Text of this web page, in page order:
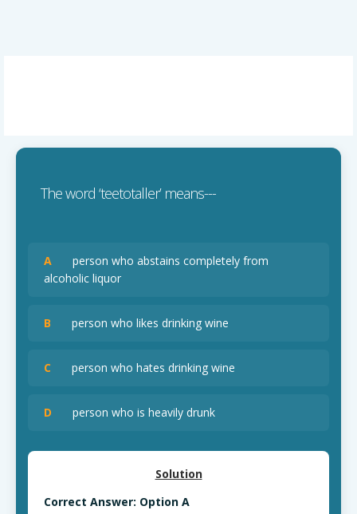
The word ‘teetotaller’ means---
A
person who abstains completely from
alcoholic liquor
B person who likes drinking wine
C person who hates drinking wine
D person who is heavily drunk
Solution
Correct Answer: Option A